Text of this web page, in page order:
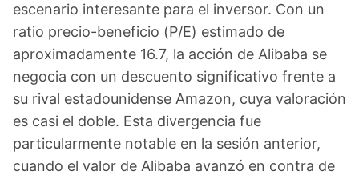
escenario interesante para el inversor. Con un
ratio precio-beneficio (P/E) estimado de
aproximadamente 16.7, la acción de Alibaba se
negocia con un descuento significativo frente a
su rival estadounidense Amazon, cuya valoración
es casi el doble. Esta divergencia fue
particularmente notable en la sesión anterior,
cuando el valor de Alibaba avanzó en contra de